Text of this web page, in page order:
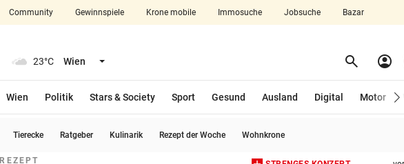
closeSchließen
arrow_right
Community Gewinnspiele Krone mobile Immosuche Jobsuche Bazar
23°C Wien Menü aufklappen search Suchen
account_circle
Wien Politik Stars & Society Sport Gesund Ausland Digital Motor
Tierecke Ratgeber Kulinarik Rezept der Woche Wohnkrone
REZEPT